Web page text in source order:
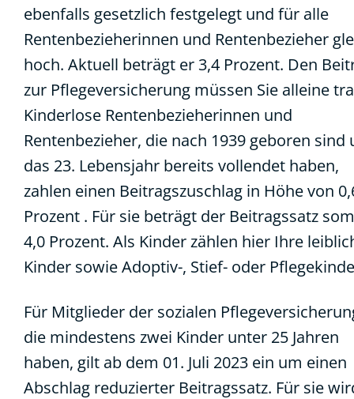
ebenfalls gesetzlich festgelegt und für alle
Rentenbezieherinnen und Rentenbezieher
hoch. Aktuell beträgt er 3,4 Prozent. Den
zur Pflegeversicherung müssen Sie alleine
Kinderlose Rentenbezieherinnen und
Rentenbezieher, die nach 1939 geboren sind
das 23. Lebensjahr bereits vollendet haben,
zahlen einen Beitragszuschlag in Höhe von
Prozent . Für sie beträgt der Beitragssatz
4,0 Prozent. Als Kinder zählen hier Ihre
Kinder sowie Adoptiv-, Stief- oder
Für Mitglieder der sozialen
die mindestens zwei Kinder unter 25 Jahren
haben, gilt ab dem 01. Juli 2023 ein um einen
Abschlag reduzierter Beitragssatz. Für sie